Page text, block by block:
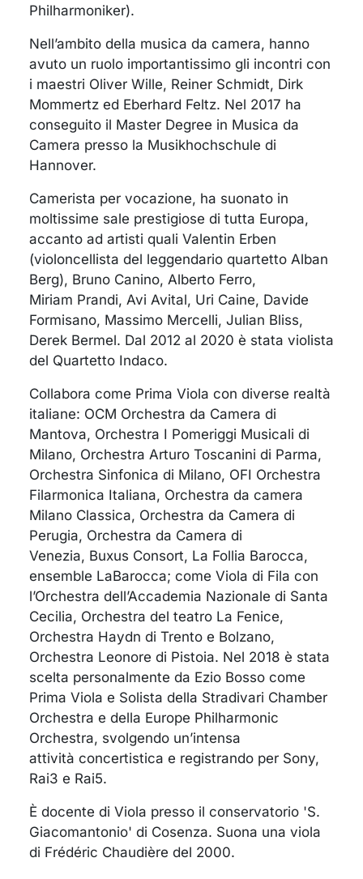
Philharmoniker).
Nell’ambito della musica da camera, hanno
avuto un ruolo importantissimo gli incontri con
i maestri Oliver Wille, Reiner Schmidt, Dirk
Mommertz ed Eberhard Feltz. Nel 2017 ha
conseguito il Master Degree in Musica da
Camera presso la Musikhochschule di
Hannover.
Camerista per vocazione, ha suonato in
moltissime sale prestigiose di tutta Europa,
accanto ad artisti quali Valentin Erben
(violoncellista del leggendario quartetto Alban
Berg), Bruno Canino, Alberto Ferro,
Miriam Prandi, Avi Avital, Uri Caine, Davide
Formisano, Massimo Mercelli, Julian Bliss,
Derek Bermel. Dal 2012 al 2020 è stata violista
del Quartetto Indaco.
Collabora come Prima Viola con diverse realtà
italiane: OCM Orchestra da Camera di
Mantova, Orchestra I Pomeriggi Musicali di
Milano, Orchestra Arturo Toscanini di Parma,
Orchestra Sinfonica di Milano, OFI Orchestra
Filarmonica Italiana, Orchestra da camera
Milano Classica, Orchestra da Camera di
Perugia, Orchestra da Camera di
Venezia, Buxus Consort, La Follia Barocca,
ensemble LaBarocca; come Viola di Fila con
l’Orchestra dell’Accademia Nazionale di Santa
Cecilia, Orchestra del teatro La Fenice,
Orchestra Haydn di Trento e Bolzano,
Orchestra Leonore di Pistoia. Nel 2018 è stata
scelta personalmente da Ezio Bosso come
Prima Viola e Solista della Stradivari Chamber
Orchestra e della Europe Philharmonic
Orchestra, svolgendo un’intensa
attività concertistica e registrando per Sony,
Rai3 e Rai5.
È docente di Viola presso il conservatorio 'S.
Giacomantonio' di Cosenza. Suona una viola
di Frédéric Chaudière del 2000.